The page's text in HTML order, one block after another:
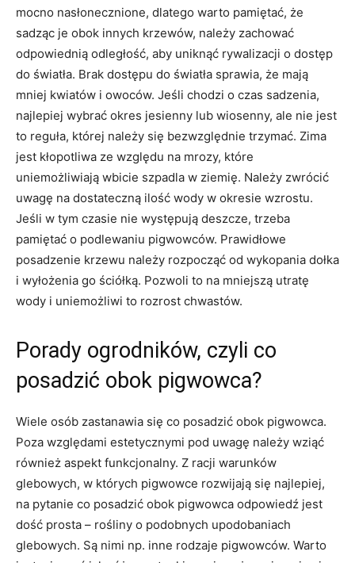
mocno nasłonecznione, dlatego warto pamiętać, że
sadząc je obok innych krzewów, należy zachować
odpowiednią odległość, aby uniknąć rywalizacji o dostęp
do światła. Brak dostępu do światła sprawia, że mają
mniej kwiatów i owoców. Jeśli chodzi o czas sadzenia,
najlepiej wybrać okres jesienny lub wiosenny, ale nie jest
to reguła, której należy się bezwzględnie trzymać. Zima
jest kłopotliwa ze względu na mrozy, które
uniemożliwiają wbicie szpadla w ziemię. Należy zwrócić
uwagę na dostateczną ilość wody w okresie wzrostu.
Jeśli w tym czasie nie występują deszcze, trzeba
pamiętać o podlewaniu pigwowców. Prawidłowe
posadzenie krzewu należy rozpocząć od wykopania dołka
i wyłożenia go ściółką. Pozwoli to na mniejszą utratę
wody i uniemożliwi to rozrost chwastów.
Porady ogrodników, czyli co
posadzić obok pigwowca?
Wiele osób zastanawia się co posadzić obok pigwowca.
Poza względami estetycznymi pod uwagę należy wziąć
również aspekt funkcjonalny. Z racji warunków
glebowych, w których pigwowce rozwijają się najlepiej,
na pytanie co posadzić obok pigwowca odpowiedź jest
dość prosta – rośliny o podobnych upodobaniach
glebowych. Są nimi np. inne rodzaje pigwowców. Warto